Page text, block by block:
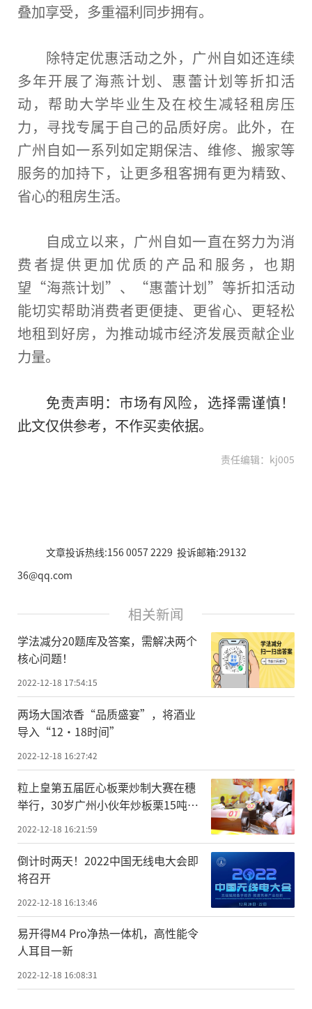
叠加享受，多重福利同步拥有。
除特定优惠活动之外，广州自如还连续
多年开展了海燕计划、惠蕾计划等折扣活
动，帮助大学毕业生及在校生减轻租房压
力，寻找专属于自己的品质好房。此外，在
广州自如一系列如定期保洁、维修、搬家等
服务的加持下，让更多租客拥有更为精致、
省心的租房生活。
自成立以来，广州自如一直在努力为消
费者提供更加优质的产品和服务，也期
望“海燕计划”、“惠蕾计划”等折扣活动
能切实帮助消费者更便捷、更省心、更轻松
地租到好房，为推动城市经济发展贡献企业
力量。
免责声明：市场有风险，选择需谨慎！
此文仅供参考，不作买卖依据。
责任编辑：kj005
文章投诉热线:156 0057 2229 投诉邮箱:29132
36@qq.com
相关新闻
学法减分20题库及答案，需解决两个
核心问题！
2022-12-18 17:54:15
两场大国浓香“品质盛宴”，将酒业
导入“12·18时间”
2022-12-18 16:27:42
粒上皇第五届匠心板栗炒制大赛在穗
举行，30岁广州小伙年炒板栗15吨夺
2022-12-18 16:21:59
倒计时两天！2022中国无线电大会即
将召开
2022-12-18 16:13:46
易开得M4 Pro净热一体机，高性能令
人耳目一新
2022-12-18 16:08:31